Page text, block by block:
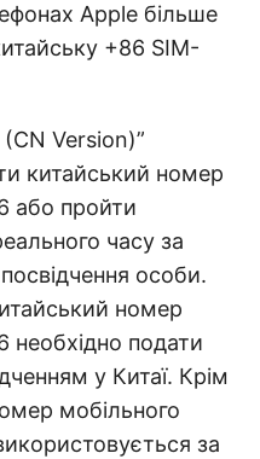
Apple більше
+86 SIM-
Version)”
китайський номер
або пройти
часу за
особи.
номер
необхідно подати
у Китаї. Крім
мобільного
за